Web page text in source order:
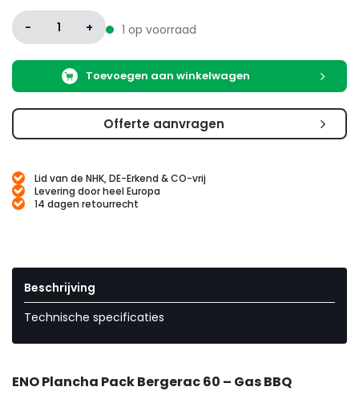
- 1 + 1 op voorraad
Toevoegen aan winkelwagen
Offerte aanvragen
Lid van de NHK, DE-Erkend & CO-vrij
Levering door heel Europa
14 dagen retourrecht
Beschrijving
Technische specificaties
ENO Plancha Pack Bergerac 60 – Gas BBQ